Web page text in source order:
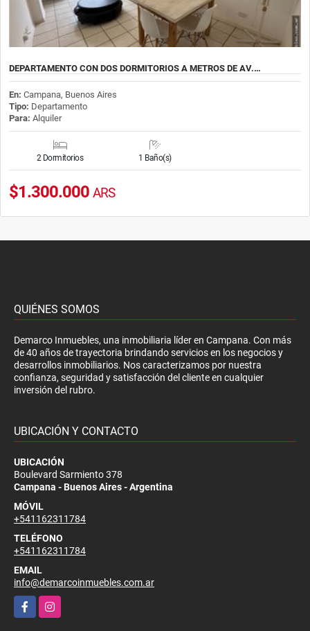
DEPARTAMENTO CON DOS DORMITORIOS A METROS DE AV.…
En: Campana, Buenos Aires
Tipo: Departamento
Para: Alquiler
2 Dormitorios 1 Baño(s)
$1.300.000 ARS
QUIÉNES SOMOS
Demarco Inmuebles, una inmobiliaria líder en Campana. Con más
de 40 años de trayectoria brindando servicios en los negocios y
desarrollos inmobiliarios. Nos caracterizamos por nuestra
confianza, seguridad y satisfacción del cliente en cualquier
inversión del rubro.
UBICACIÓN Y CONTACTO
UBICACIÓN
Boulevard Sarmiento 378
Campana - Buenos Aires - Argentina
MÓVIL
+541162311784
TELÉFONO
+541162311784
EMAIL
info@demarcoinmuebles.com.ar
FacebookInstagram